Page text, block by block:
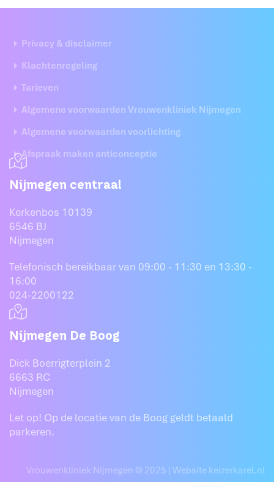
Privacy & disclaimer
Klachtenregeling
Tarieven
Algemene voorwaarden Vrouwenkliniek Nijmegen
Algemene voorwaarden voorlichting
Afspraak maken anticonceptie
Nijmegen centraal
Kerkenbos 10139
6546 BJ
Nijmegen
Telefonisch bereikbaar van 09:00 - 11:30 en 13:30 -
16:00
024-2200122
Nijmegen De Boog
Dick Boerrigterplein 2
6663 RC
Nijmegen
Let op! Op de locatie van de Boog geldt betaald
parkeren.
Vrouwenkliniek Nijmegen © 2025 | Website keizerkarel.nl